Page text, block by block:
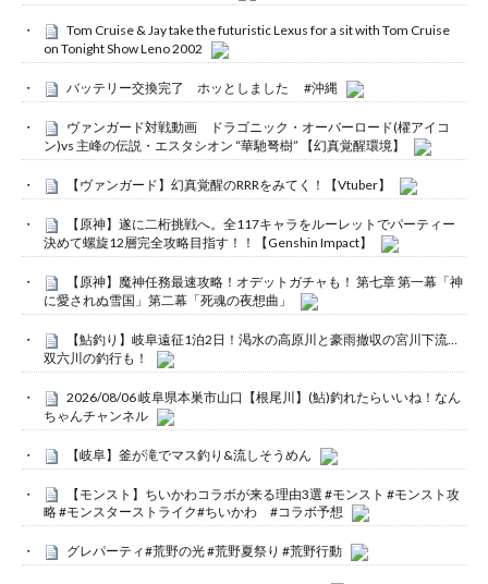
Tom Cruise & Jay take the futuristic Lexus for a sit with Tom Cruise
on Tonight Show Leno 2002
バッテリー交換完了 ホッとしました #沖縄
ヴァンガード対戦動画 ドラゴニック・オーバーロード(櫂アイコ
ン)vs 主峰の伝説・エスタシオン “華馳弩樹” 【幻真覚醒環境】
【ヴァンガード】幻真覚醒のRRRをみてく！【Vtuber】
【原神】遂に二桁挑戦へ。全117キャラをルーレットでパーティー
決めて螺旋12層完全攻略目指す！！【Genshin Impact】
【原神】魔神任務最速攻略！オデットガチャも！ 第七章 第一幕「神
に愛されぬ雪国」第二幕「死魂の夜想曲」
【鮎釣り】岐阜遠征1泊2日！渇水の高原川と豪雨撤収の宮川下流…
双六川の釣行も！
2026/08/06 岐阜県本巣市山口【根尾川】(鮎)釣れたらいいね！なん
ちゃんチャンネル
【岐阜】釜が滝でマス釣り&流しそうめん
【モンスト】ちいかわコラボが来る理由3選 #モンスト #モンスト攻
略 #モンスターストライク#ちいかわ #コラボ予想
グレパーティ#荒野の光 #荒野夏祭り #荒野行動